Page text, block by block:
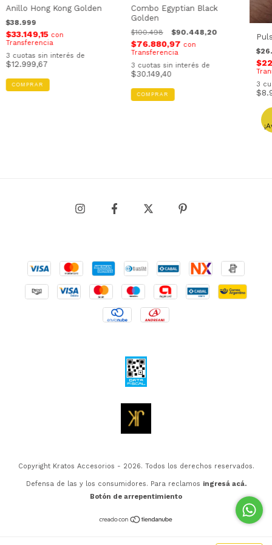
Anillo Hong Kong Golden
$38.999
$33.149,15 con
Transferencia
3 cuotas sin interés de
$12.999,67
COMPRAR
Combo Egyptian Black
Golden
$100.498 $90.448,20
$76.880,97 con
Transferencia
3 cuotas sin interés de
$30.149,40
COMPRAR
3
Copyright Kratos Accesorios - 2026. Todos los derechos reservados.
Defensa de las y los consumidores. Para reclamos ingresá acá.
Botón de arrepentimiento